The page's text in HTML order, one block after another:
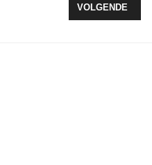
CURSUS VERHALENVOLGENDE
VOLGENDE